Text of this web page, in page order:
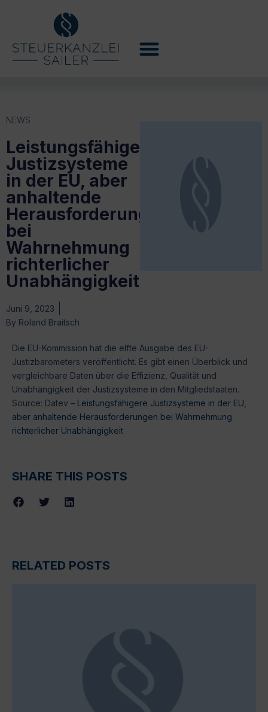
NEWS
Leistungsfähigere
Justizsysteme
in der EU, aber
anhaltende
Herausforderungen
bei
Wahrnehmung
richterlicher
Unabhängigkeit
Juni 9, 2023
By Roland Braitsch
Die EU-Kommission hat die elfte Ausgabe des EU-
Justizbarometers veröffentlicht. Es gibt einen Überblick und
vergleichbare Daten über die Effizienz, Qualität und
Unabhängigkeit der Justizsysteme in den Mitgliedstaaten.
Source: Datev – Leistungsfähigere Justizsysteme in der EU,
aber anhaltende Herausforderungen bei Wahrnehmung
richterlicher Unabhängigkeit
SHARE THIS POSTS
RELATED POSTS